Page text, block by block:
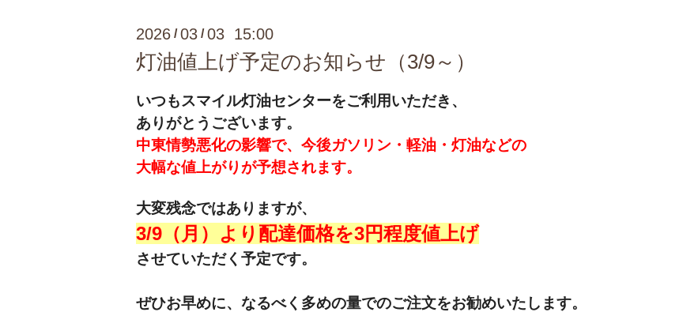
2026 /03 /03 15:00
灯油値上げ予定のお知らせ（3/9～）
いつもスマイル灯油センターをご利用いただき、
ありがとうございます。
中東情勢悪化の影響で、今後ガソリン・軽油・灯油などの
大幅な値上がりが予想されます。
大変残念ではありますが、
3/9（月）より 配達価格を3円程度値上げ
させていただく予定です。
ぜひお早めに、なるべく多めの量でのご注文をお勧めいたします。